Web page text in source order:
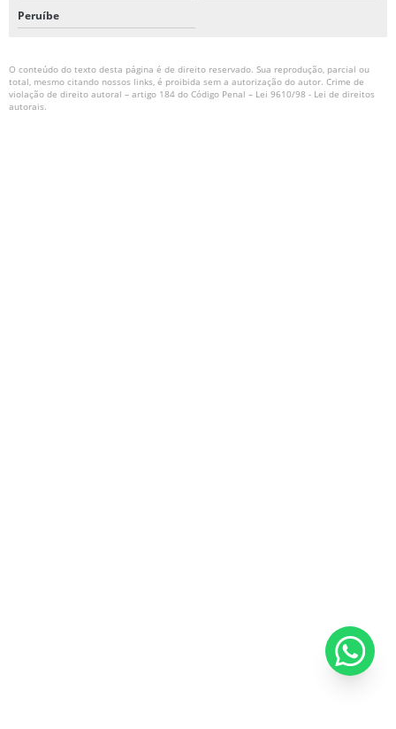
Peruíbe
O conteúdo do texto desta página é de direito reservado. Sua reprodução, parcial ou
total, mesmo citando nossos links, é proibida sem a autorização do autor. Crime de
violação de direito autoral – artigo 184 do Código Penal – Lei 9610/98 - Lei de direitos
autorais.